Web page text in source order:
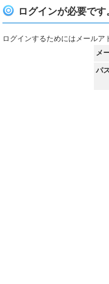
ログインが必要です
ログインするためにはメール
メ
パ